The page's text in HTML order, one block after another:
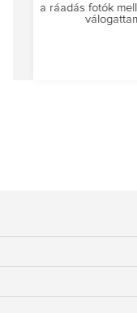
pillanatokat